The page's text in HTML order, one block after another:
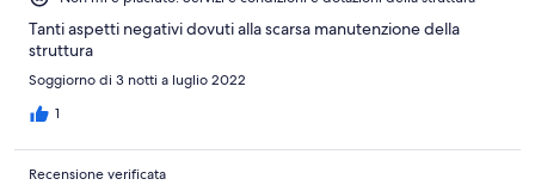
Tanti aspetti negativi dovuti alla scarsa manutenzione della
struttura
Soggiorno di 3 notti a luglio 2022
1
Recensione verificata